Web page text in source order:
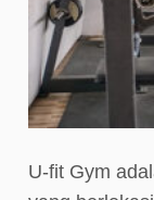
U-fit Gym